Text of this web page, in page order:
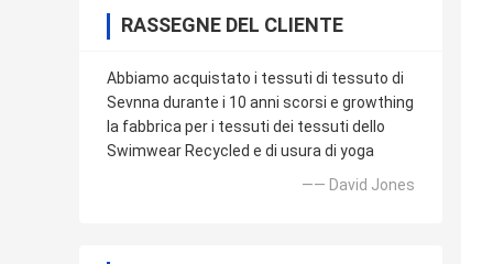
RASSEGNE DEL CLIENTE
Abbiamo acquistato i tessuti di tessuto di
Sevnna durante i 10 anni scorsi e growthing
la fabbrica per i tessuti dei tessuti dello
Swimwear Recycled e di usura di yoga
—— David Jones